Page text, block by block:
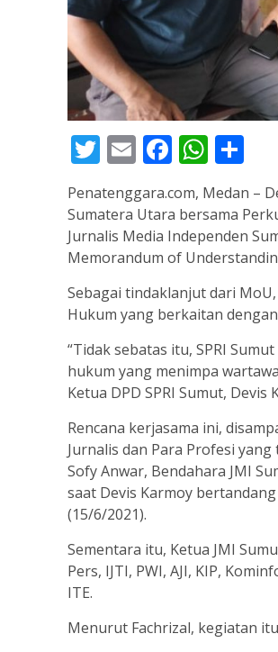
Twitter
Email
Penatenggara.com, Medan –
Sumatera Utara bersama
Jurnalis Media Independen
Memorandum of
Sebagai tindaklanjut dari
Hukum yang berkaitan
“Tidak sebatas itu, SPRI
hukum yang menimpa
Ketua DPD SPRI Sumut,
Rencana kerjasama ini,
Jurnalis dan Para Profesi
Sofy Anwar, Bendahara JMI
saat Devis Karmoy
(15/6/2021).
Sementara itu, Ketua JMI
Pers, IJTI, PWI, AJI, KIP,
ITE.
Menurut Fachrizal, kegiatan